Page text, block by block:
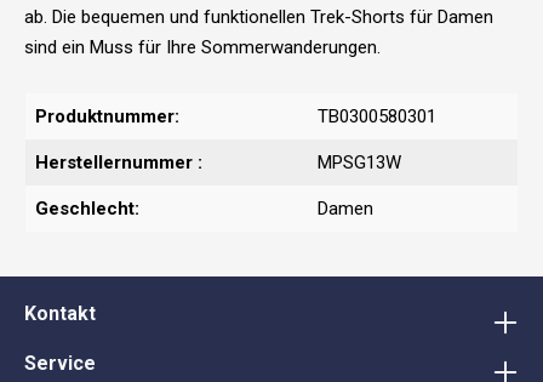
ab. Die bequemen und funktionellen Trek-Shorts für Damen
sind ein Muss für Ihre Sommerwanderungen.
Produktnummer: TB0300580301
Herstellernummer : MPSG13W
Geschlecht: Damen
Kontakt
Service